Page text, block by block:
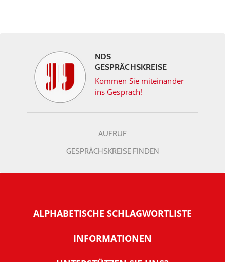
NDS
GESPRÄCHSKREISE
Kommen Sie miteinander
ins Gespräch!
AUFRUF
GESPRÄCHSKREISE FINDEN
ALPHABETISCHE SCHLAGWORTLISTE
INFORMATIONEN
Warum NachDenkSeiten